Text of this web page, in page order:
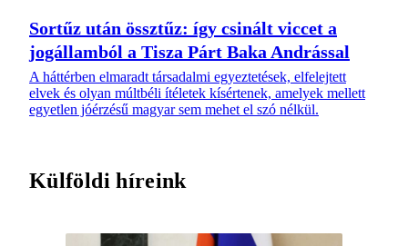
Sortűz után össztűz: így csinált viccet a
jogállamból a Tisza Párt Baka Andrással
A háttérben elmaradt társadalmi egyeztetések, elfelejtett
elvek és olyan múltbéli ítéletek kísértenek, amelyek mellett
egyetlen jóérzésű magyar sem mehet el szó nélkül.
Külföldi híreink